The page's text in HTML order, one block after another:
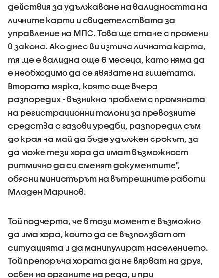
действия за удължаване на валидността на
личните карти и свидетелствата за
управление на МПС. Това ще стане с промени
в закона. Ако днес ви изтича личната карта,
тя ще е валидна още 6 месеца, като няма да
е необходимо да се явявате на гишетата.
Втората мярка, която още вчера
разпоредих - възникна проблем с промяната
на регистрационни талони за превозните
средства с газови уредби, разпоредил съм
до края на май да бъде удължен срокът, за
да може тези хора да имат възможност
ритмично да си сменят документите",
обясни министърът на вътрешните работи
Младен Маринов.
Той подчерта, че в този момент е възможно
да има хора, които да се възползват от
ситуацията и да манипулират населението.
Той препоръча хората да не вярват на друг,
освен на органите на реда, и при